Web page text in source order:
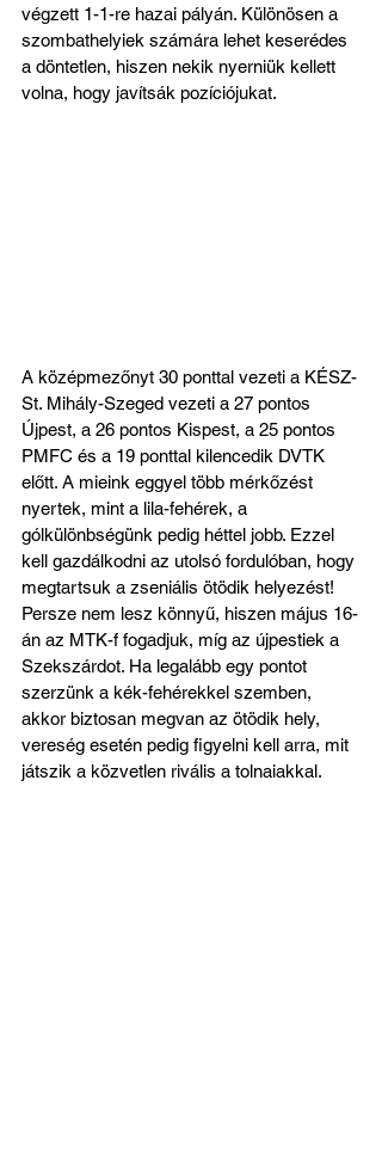
végzett 1-1-re hazai pályán. Különösen a
szombathelyiek számára lehet keserédes
a döntetlen, hiszen nekik nyerniük kellett
volna, hogy javítsák pozíciójukat.
A középmezőnyt 30 ponttal vezeti a KÉSZ-
St. Mihály-Szeged vezeti a 27 pontos
Újpest, a 26 pontos Kispest, a 25 pontos
PMFC és a 19 ponttal kilencedik DVTK
előtt. A mieink eggyel több mérkőzést
nyertek, mint a lila-fehérek, a
gólkülönbségünk pedig héttel jobb. Ezzel
kell gazdálkodni az utolsó fordulóban, hogy
megtartsuk a zseniális ötödik helyezést!
Persze nem lesz könnyű, hiszen május 16-
án az MTK-f fogadjuk, míg az újpestiek a
Szekszárdot. Ha legalább egy pontot
szerzünk a kék-fehérekkel szemben,
akkor biztosan megvan az ötödik hely,
vereség esetén pedig figyelni kell arra, mit
játszik a közvetlen rivális a tolnaiakkal.